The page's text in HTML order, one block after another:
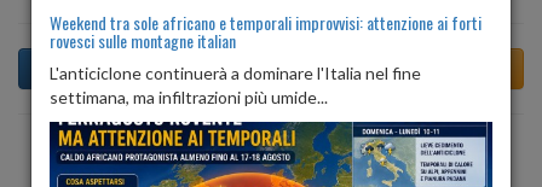
Previsioni del Tempo a Teglio di dopodomani
Weekend tra sole africano e temporali improvvisi: attenzione ai forti
rovesci sulle montagne italian
L'anticiclone continuerà a dominare l'Italia nel fine
settimana, ma infiltrazioni più umide...